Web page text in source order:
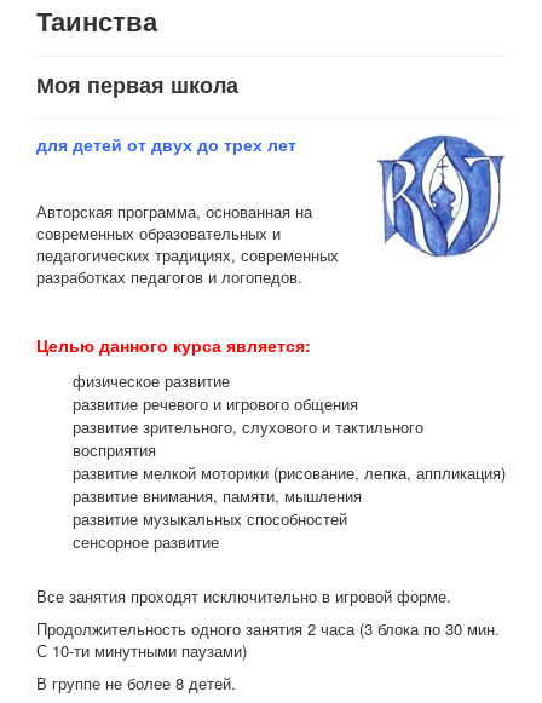
Таинства
Моя первая школа
для детей от двух до трех лет
Авторская программа, основанная на
современных образовательных и
педагогических традициях, современных
разработках педагогов и логопедов.
Целью данного курса является:
физическое развитие
развитие речевого и игрового общения
развитие зрительного, слухового и тактильного
восприятия
развитие мелкой моторики (рисование, лепка, аппликация)
развитие внимания, памяти, мышления
развитие музыкальных способностей
сенсорное развитие
Все занятия проходят исключительно в игровой форме.
Продолжительность одного занятия 2 часа (3 блока по 30 мин.
С 10-ти минутными паузами)
В группе не более 8 детей.